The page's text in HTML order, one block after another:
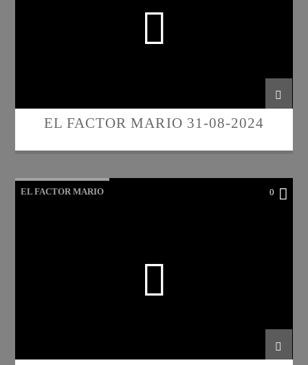
EL FACTOR MARIO 31-08-2024
EL FACTOR MARIO 0